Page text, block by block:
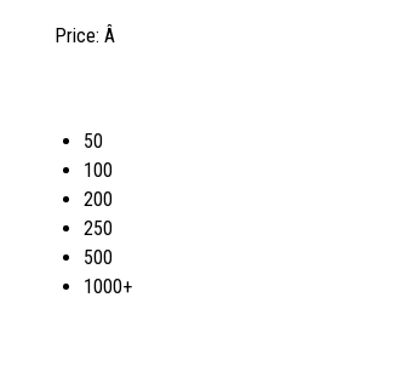
Price: Â
50
100
200
250
500
1000+